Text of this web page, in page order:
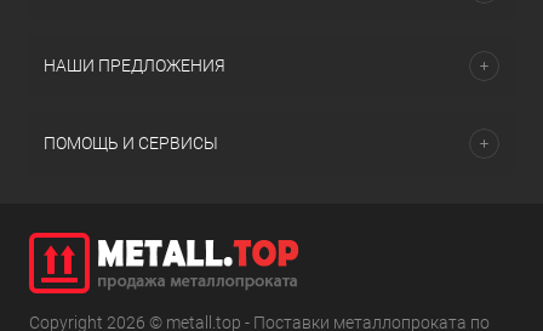
НАШИ ПРЕДЛОЖЕНИЯ
ПОМОЩЬ И СЕРВИСЫ
Copyright 2026 © metall.top - Поставки металлопроката по